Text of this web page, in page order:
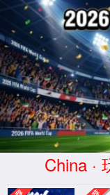
南宫ng·28
服务器错误
404 - 找不到
您要查找的资源可